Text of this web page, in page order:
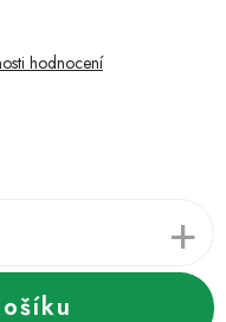
doručení a platby
hodnocení